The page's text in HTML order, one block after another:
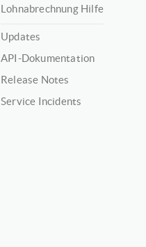
Lohnabrechnung Hilfe
Updates
API-Dokumentation
Release Notes
Service Incidents